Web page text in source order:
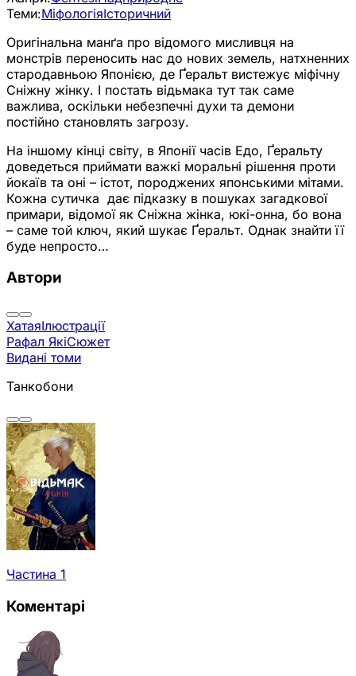
Теми:МіфологіяІсторичний
Оригінальна манґа про відомого мисливця на
монстрів переносить нас до нових земель, натхненних
стародавньою Японією, де Ґеральт вистежує міфічну
Сніжну жінку. І постать відьмака тут так саме
важлива, оскільки небезпечні духи та демони
постійно становлять загрозу.
На іншому кінці світу, в Японії часів Едо, Ґеральту
доведеться приймати важкі моральні рішення проти
йокаїв та оні – істот, породжених японськими мітами.
Кожна сутичка дає підказку в пошуках загадкової
примари, відомої як Сніжна жінка, юкі-онна, бо вона
– саме той ключ, який шукає Ґеральт. Однак знайти її
буде непросто…
Автори
ХатаяІлюстрації
Рафал ЯкіСюжет
Видані томи
Танкобони
Частина 1
Коментарі